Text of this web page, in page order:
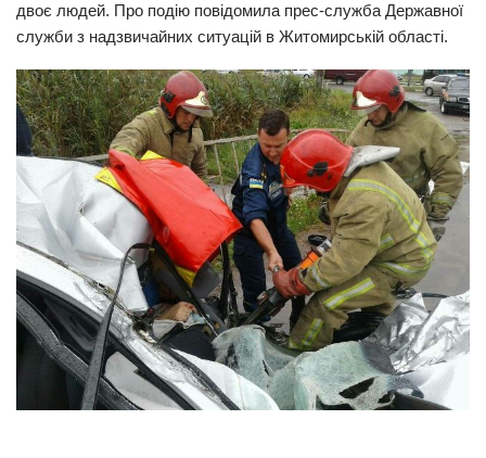
Події
Трагедії
Курйози
Суспільство
Культура
Шоу-біз
#Війна
двоє людей. Про подію повідомила прес-служба Державної
служби з надзвичайних ситуацій в Житомирській області.